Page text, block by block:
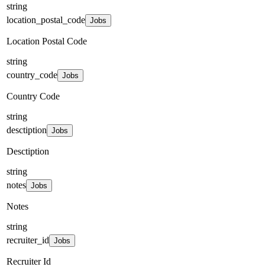
string
location_postal_code Jobs
Location Postal Code
string
country_code Jobs
Country Code
string
desctiption Jobs
Desctiption
string
notes Jobs
Notes
string
recruiter_id Jobs
Recruiter Id